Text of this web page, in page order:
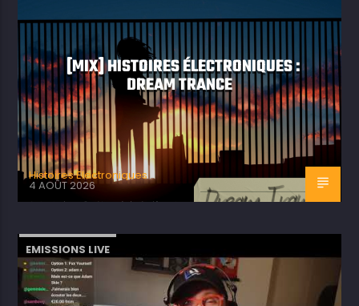
[MIX] HISTOIRES ÉLECTRONIQUES :
DREAM TRANCE
Histoires Electroniques
4 AOÛT 2026
EMISSIONS LIVE